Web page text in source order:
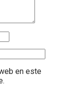
en este